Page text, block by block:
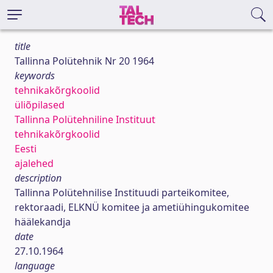
title
Tallinna Polütehnik Nr 20 1964
keywords
tehnikakõrgkoolid
üliõpilased
Tallinna Polütehniline Instituut
tehnikakõrgkoolid
Eesti
ajalehed
description
Tallinna Polütehnilise Instituudi parteikomitee,
rektoraadi, ELKNÜ komitee ja ametiühingukomitee
häälekandja
date
27.10.1964
language